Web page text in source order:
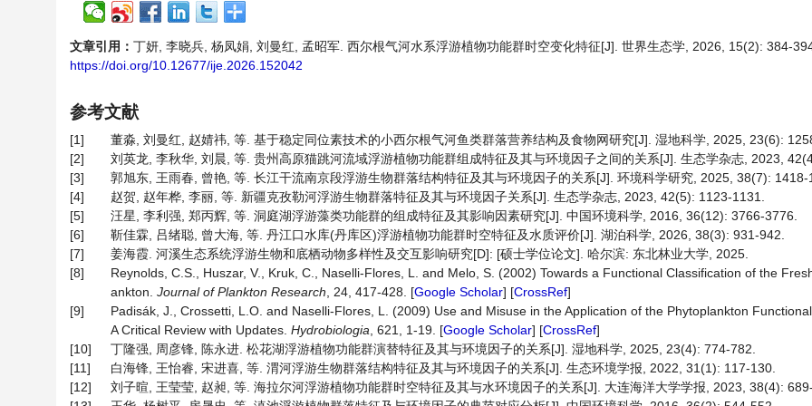
文章引用： 丁妍, 李晓兵, 杨凤娟, 刘曼红, 孟昭军. 西尔根气河水系浮游植物功能群时空变化特征[J]. 世界生态学, 2026, 15(2): 384-
https://doi.org/10.12677/ije.2026.152042
参考文献
[1]
董淼, 刘曼红, 赵婧祎, 等. 基于稳定同位素技术的小西尔根气河鱼类群落营养结构及食物网研究[J]. 湿地科学, 2025, 23(6):
[2]
刘英龙, 李秋华, 刘晨, 等. 贵州高原猫跳河流域浮游植物功能群组成特征及其与环境因子之间的关系[J]. 生态学杂志, 2023,
[3]
郭旭东, 王雨春, 曾艳, 等. 长江干流南京段浮游生物群落结构特征及其与环境因子的关系[J]. 环境科学研究, 2025, 38(7): 1418-
[4]
赵贺, 赵年桦, 李丽, 等. 新疆克孜勒河浮游生物群落特征及其与环境因子关系[J]. 生态学杂志, 2023, 42(5): 1123-1131.
[5]
汪星, 李利强, 郑丙辉, 等. 洞庭湖浮游藻类功能群的组成特征及其影响因素研究[J]. 中国环境科学, 2016, 36(12): 3766-3776.
[6]
靳佳霖, 吕绪聪, 曾大海, 等. 丹江口水库(丹库区)浮游植物功能群时空特征及水质评价[J]. 湖泊科学, 2026, 38(3): 931-942.
[7]
姜海霞. 河溪生态系统浮游生物和底栖动物多样性及交互影响研究[D]: [硕士学位论文]. 哈尔滨: 东北林业大学, 2025.
[8]
Reynolds, C.S., Huszar, V., Kruk, C., Naselli-Flores, L. and Melo, S. (2002) Towards a Functional Classification of the
ankton. Journal of Plankton Research , 24, 417-428. [Google Scholar] [CrossRef]
[9]
Padisák, J., Crossetti, L.O. and Naselli-Flores, L. (2009) Use and Misuse in the Application of the Phytoplankton
A Critical Review with Updates. Hydrobiologia , 621, 1-19. [Google Scholar] [CrossRef]
[10]
丁隆强, 周彦锋, 陈永进. 松花湖浮游植物功能群演替特征及其与环境因子的关系[J]. 湿地科学, 2025, 23(4): 774-782.
[11]
白海锋, 王怡睿, 宋进喜, 等. 渭河浮游生物群落结构特征及其与环境因子的关系[J]. 生态环境学报, 2022, 31(1): 117-130.
[12]
刘子暄, 王莹莹, 赵昶, 等. 海拉尔河浮游植物功能群时空特征及其与水环境因子的关系[J]. 大连海洋大学学报, 2023, 38(4):